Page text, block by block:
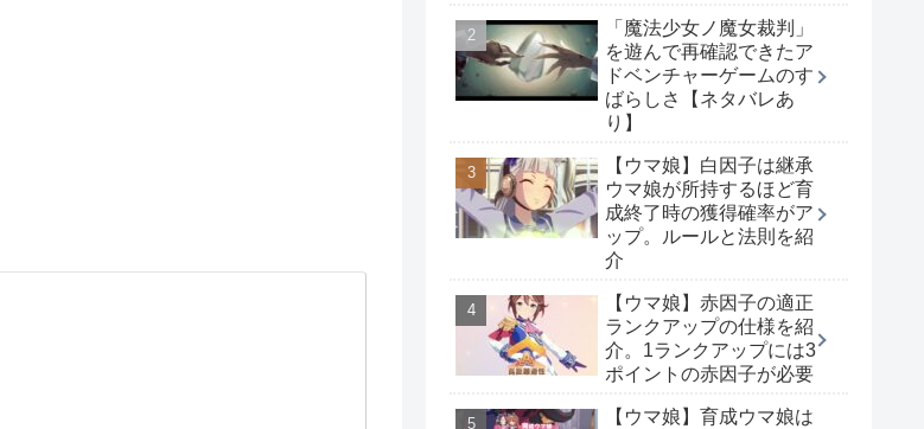
「魔法少女ノ魔女裁判」
を遊んで再確認できたア
ドベンチャーゲームのす
ばらしさ【ネタバレあ
り】
【ウマ娘】白因子は継承
ウマ娘が所持するほど育
成終了時の獲得確率がア
ップ。ルールと法則を紹
介
【ウマ娘】赤因子の適正
ランクアップの仕様を紹
介。1ランクアップには3
ポイントの赤因子が必要
【ウマ娘】育成ウマ娘は